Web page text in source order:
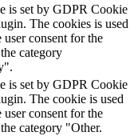
is set by GDPR Cookie
The cookies is used
user consent for the
category
is set by GDPR Cookie
The cookie is used
user consent for the
category "Other.